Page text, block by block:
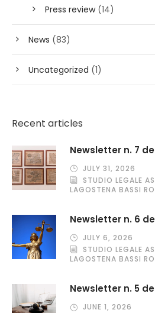
Press review(14)
News (83)
Uncategorized (1)
Recent articles
Newsletter n. 7
JULY 31, 2026
STUDIO LEGALE
LAGOSTENA BASSI
Newsletter n. 6
JULY 6, 2026
STUDIO LEGALE
LAGOSTENA BASSI
Newsletter n. 5
JUNE 1, 2026